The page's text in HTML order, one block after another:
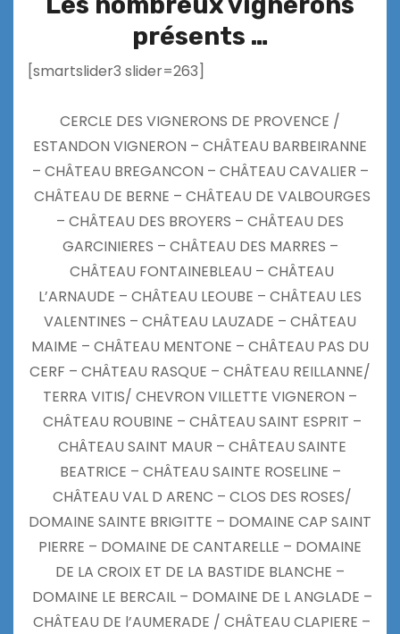
présents …
[smartslider3 slider=263]
CERCLE DES VIGNERONS DE PROVENCE /
ESTANDON VIGNERON – CHÂTEAU BARBEIRANNE
– CHÂTEAU BREGANCON – CHÂTEAU CAVALIER –
CHÂTEAU DE BERNE – CHÂTEAU DE VALBOURGES
– CHÂTEAU DES BROYERS – CHÂTEAU DES
GARCINIERES – CHÂTEAU DES MARRES –
CHÂTEAU FONTAINEBLEAU – CHÂTEAU
L’ARNAUDE – CHÂTEAU LEOUBE – CHÂTEAU LES
VALENTINES – CHÂTEAU LAUZADE – CHÂTEAU
MAIME – CHÂTEAU MENTONE – CHÂTEAU PAS DU
CERF – CHÂTEAU RASQUE – CHÂTEAU REILLANNE/
TERRA VITIS/ CHEVRON VILLETTE VIGNERON –
CHÂTEAU ROUBINE – CHÂTEAU SAINT ESPRIT –
CHÂTEAU SAINT MAUR – CHÂTEAU SAINTE
BEATRICE – CHÂTEAU SAINTE ROSELINE –
CHÂTEAU VAL D ARENC – CLOS DES ROSES/
DOMAINE SAINTE BRIGITTE – DOMAINE CAP SAINT
PIERRE – DOMAINE DE CANTARELLE – DOMAINE
DE LA CROIX ET DE LA BASTIDE BLANCHE –
DOMAINE LE BERCAIL – DOMAINE DE L ANGLADE –
CHÂTEAU DE l’AUMERADE / CHÂTEAU CLAPIERE –